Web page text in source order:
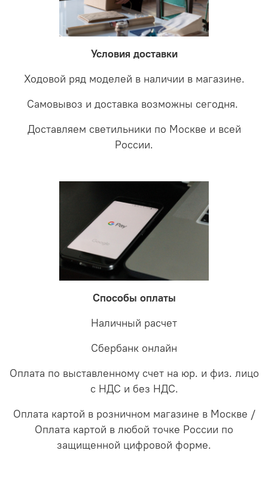
светильники на экспертизу производителю. После
проверки будет выясненная причина поломки и
соотношении с светодиодными. В этом случае покупая
LED светильники не только экономите деньги но еще
забудете что такое тусклость и недостаток освещения.
Условия доставки
Ходовой ряд моделей в наличии в магазине.
Самовывоз и доставка возможны сегодня.
Доставляем светильники по Москве и всей
России.
Способы оплаты
Наличный расчет
Сбербанк онлайн
Оплата по выставленному счет на юр. и физ. лицо
с НДС и без НДС.
Оплата картой в розничном магазине в Москве /
Оплата картой в любой точке России по
защищенной цифровой форме.